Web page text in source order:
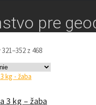
pre
z 468
3 kg – žaba